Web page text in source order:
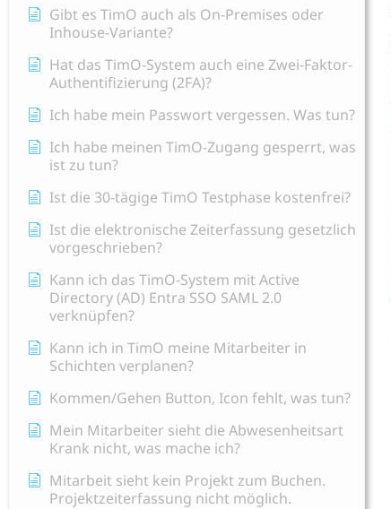
Gibt es TimO auch als On-Premises oder
Inhouse-Variante?
Hat das TimO-System auch eine Zwei-Faktor-
Authentifizierung (2FA)?
Ich habe mein Passwort vergessen. Was tun?
Ich habe meinen TimO-Zugang gesperrt, was
ist zu tun?
Ist die 30-tägige TimO Testphase kostenfrei?
Ist die elektronische Zeiterfassung gesetzlich
vorgeschrieben?
Kann ich das TimO-System mit Active
Directory (AD) Entra SSO SAML 2.0
verknüpfen?
Kann ich in TimO meine Mitarbeiter in
Schichten verplanen?
Kommen/Gehen Button, Icon fehlt, was tun?
Mein Mitarbeiter sieht die Abwesenheitsart
Krank nicht, was mache ich?
Mitarbeit sieht kein Projekt zum Buchen.
Projektzeiterfassung nicht möglich.